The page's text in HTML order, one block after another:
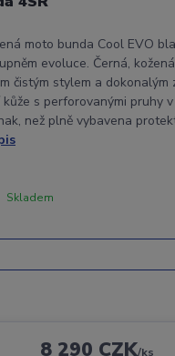
moto bunda Cool EVO
evoluce. Černá,
čistým stylem a dokonalým
s perforovanými pruhy
než plně vybavena
Skladem
8 290 CZK/ks